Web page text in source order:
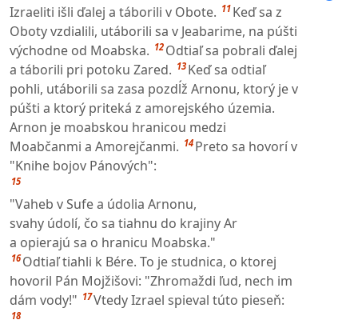
Izraeliti išli ďalej a táborili v Obote. 11 Keď sa z
Oboty vzdialili, utáborili sa v Jeabarime, na púšti
východne od Moabska. 12 Odtiaľ sa pobrali ďalej
a táborili pri potoku Zared. 13 Keď sa odtiaľ
pohli, utáborili sa zasa pozdĺž Arnonu, ktorý je v
púšti a ktorý priteká z amorejského územia.
Arnon je moabskou hranicou medzi
Moabčanmi a Amorejčanmi. 14 Preto sa hovorí v
"Knihe bojov Pánových":
15
"Vaheb v Sufe a údolia Arnonu,
svahy údolí, čo sa tiahnu do krajiny Ar
a opierajú sa o hranicu Moabska."
16 Odtiaľ tiahli k Bére. To je studnica, o ktorej
hovoril Pán Mojžišovi: "Zhromaždi ľud, nech im
dám vody!" 17Vtedy Izrael spieval túto pieseň:
18